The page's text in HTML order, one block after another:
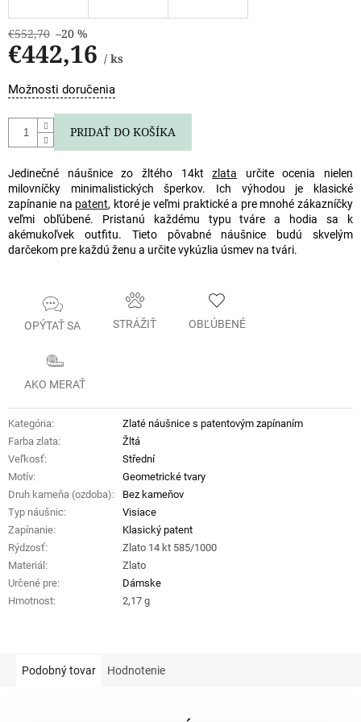
€552,70 –20 %
€442,16 / ks
Jednotková
cena:
Možnosti doručenia
PRIDAŤ DO KOŠÍKA
Jedinečné náušnice zo žltého 14ktzlata určite ocenia nielen
milovníčky minimalistických šperkov. Ich výhodou je klasické
zapínanie na patent, ktoré je veľmi praktické a pre mnohé zákazníčky
veľmi obľúbené. Pristanú každému typu tváre a hodia sa k
akémukoľvek outfitu. Tieto pôvabné náušnice budú skvelým
darčekom pre každú ženu a určite vykúzlia úsmev na tvári.
OPÝTAŤ SA STRÁŽIŤ OBĽÚBENÉ
AKO MERAŤ
Kategória:
Zlaté náušnice s patentovým zapínaním
Farba zlata:
Žltá
Veľkosť:
Střední
Motív:
Geometrické tvary
Druh kameňa (ozdoba):
Bez kameňov
Typ náušnic:
Visiace
Zapínanie:
Klasický patent
Rýdzosť:
Zlato 14 kt 585/1000
Materiál :
Zlato
Určené pre:
Dámske
Hmotnost: 2,17 g
Podobný tovar Hodnotenie